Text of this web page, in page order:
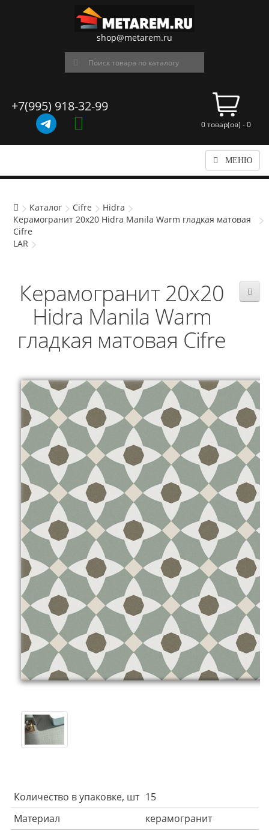
shop@metarem.ru
+7(995) 918-32-99
0 товар(ов) - 0
МЕНЮ
Каталог Cifre
Hidra
Керамогранит 20x20 Hidra Manila Warm гладкая матовая
Cifre
LAR
Керамогранит 20x20
Hidra Manila Warm
гладкая матовая Cifre
Количество в упаковке, шт 15
Материал
керамогранит